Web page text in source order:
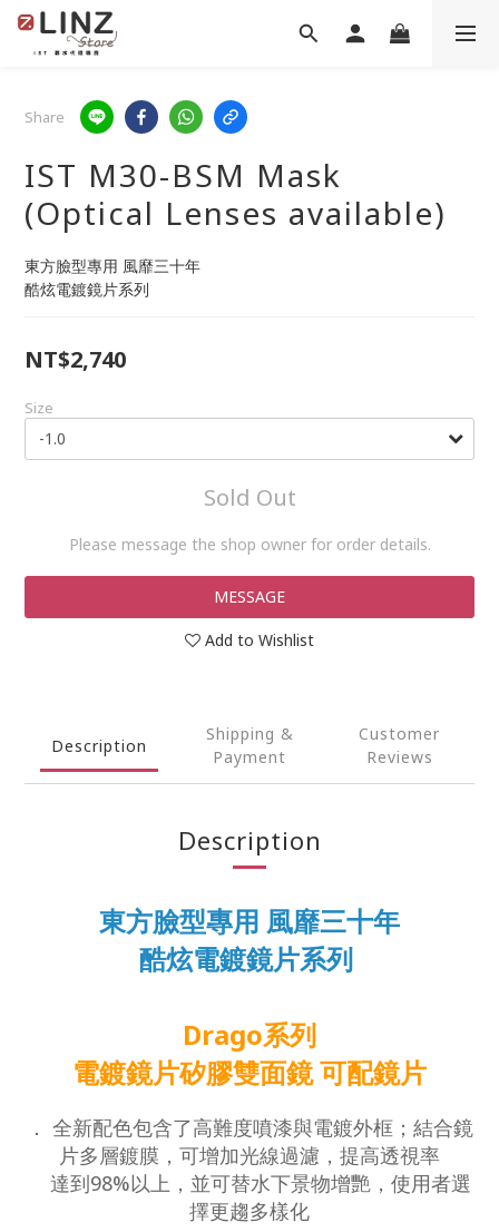
Share
IST M30-BSM Mask
(Optical Lenses available)
東方臉型專用 風靡三十年
酷炫電鍍鏡片系列
NT$2,740
Size
Sold Out
Please message the shop owner for order details.
MESSAGE
Add to Wishlist
Description
Shipping &
Payment
Customer
Reviews
Description
東方臉型專用 風靡三十年
酷炫電鍍鏡片系列
Drago系列
電鍍鏡片矽膠雙面鏡 可配鏡片
． 全新配色包含了高難度噴漆與電鍍外框；結合鏡
片多層鍍膜，可增加光線過濾，提高透視率
達到98%以上，並可替水下景物增艷，使用者選
擇更趨多樣化